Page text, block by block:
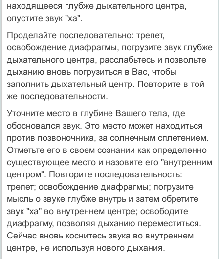
находящееся глубже дыхательного центра,
опустите звук "ха".
Проделайте последовательно: трепет,
освобождение диафрагмы, погрузите звук глубже
дыхательного центра, расслабьтесь и позвольте
дыханию вновь погрузиться в Вас, чтобы
заполнить дыхательный центр. Повторите в той
же последовательности.
Уточните место в глубине Вашего тела, где
обосновался звук. Это место может находиться
против позвоночника, за солнечным сплетением.
Отметьте его в своем сознании как определенно
существующее место и назовите его "внутренним
центром". Повторите последовательность:
трепет; освобождение диафрагмы; погрузите
мысль о звуке глубже внутрь и затем обретите
звук "ха" во внутреннем центре; освободите
диафрагму, позволяя дыханию переместиться.
Сейчас вновь коснитесь звука во внутреннем
центре, не используя нового дыхания.